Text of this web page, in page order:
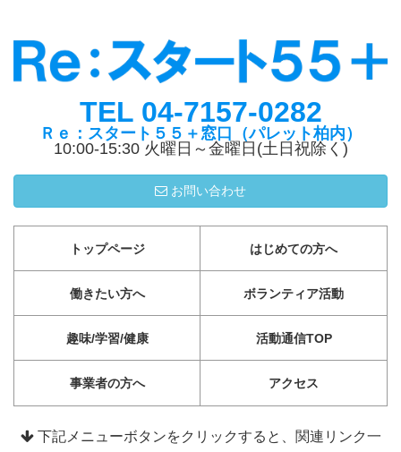
TEL 04-7157-0282
Ｒｅ：スタート５５＋窓口（パレット柏内）
10:00-15:30 火曜日～金曜日(土日祝除く)
お問い合わせ
トップページ はじめての方へ
働きたい方へ ボランティア活動
趣味/学習/健康 活動通信TOP
事業者の方へ アクセス
下記メニューボタンをクリックすると、関連リンク一